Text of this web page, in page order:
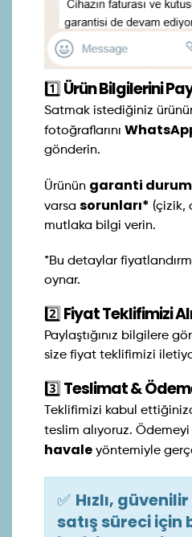
1️⃣ Ürün Bilgilerini
Satmak istediğiniz
fotoğraflarını
gönderin.
Ürünün garanti
varsa sorunları* (çizik,
mutlaka bilgi verin.
*Bu detaylar
oynar.
2️⃣ Fiyat Teklifimizi
Paylaştığınız bilgilere
size fiyat teklifimizi
3️⃣ Teslimat &
Teklifimizi kabul
teslim alıyoruz. Ödemeyi
havale yöntemiyle
✅ Hızlı,
satış süreci için